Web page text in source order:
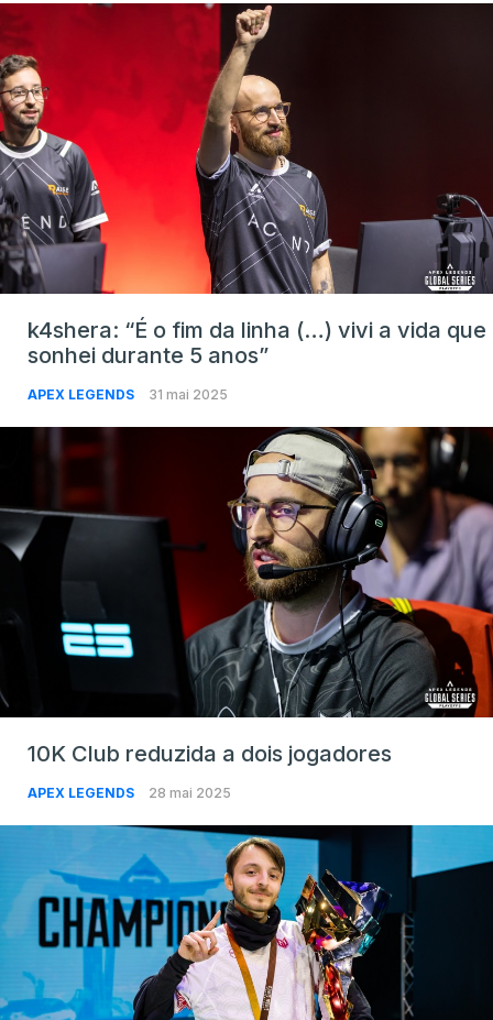
k4shera: “É o fim da linha (…) vivi a vida que
sonhei durante 5 anos”
APEX LEGENDS 31 mai 2025
10K Club reduzida a dois jogadores
APEX LEGENDS 28 mai 2025